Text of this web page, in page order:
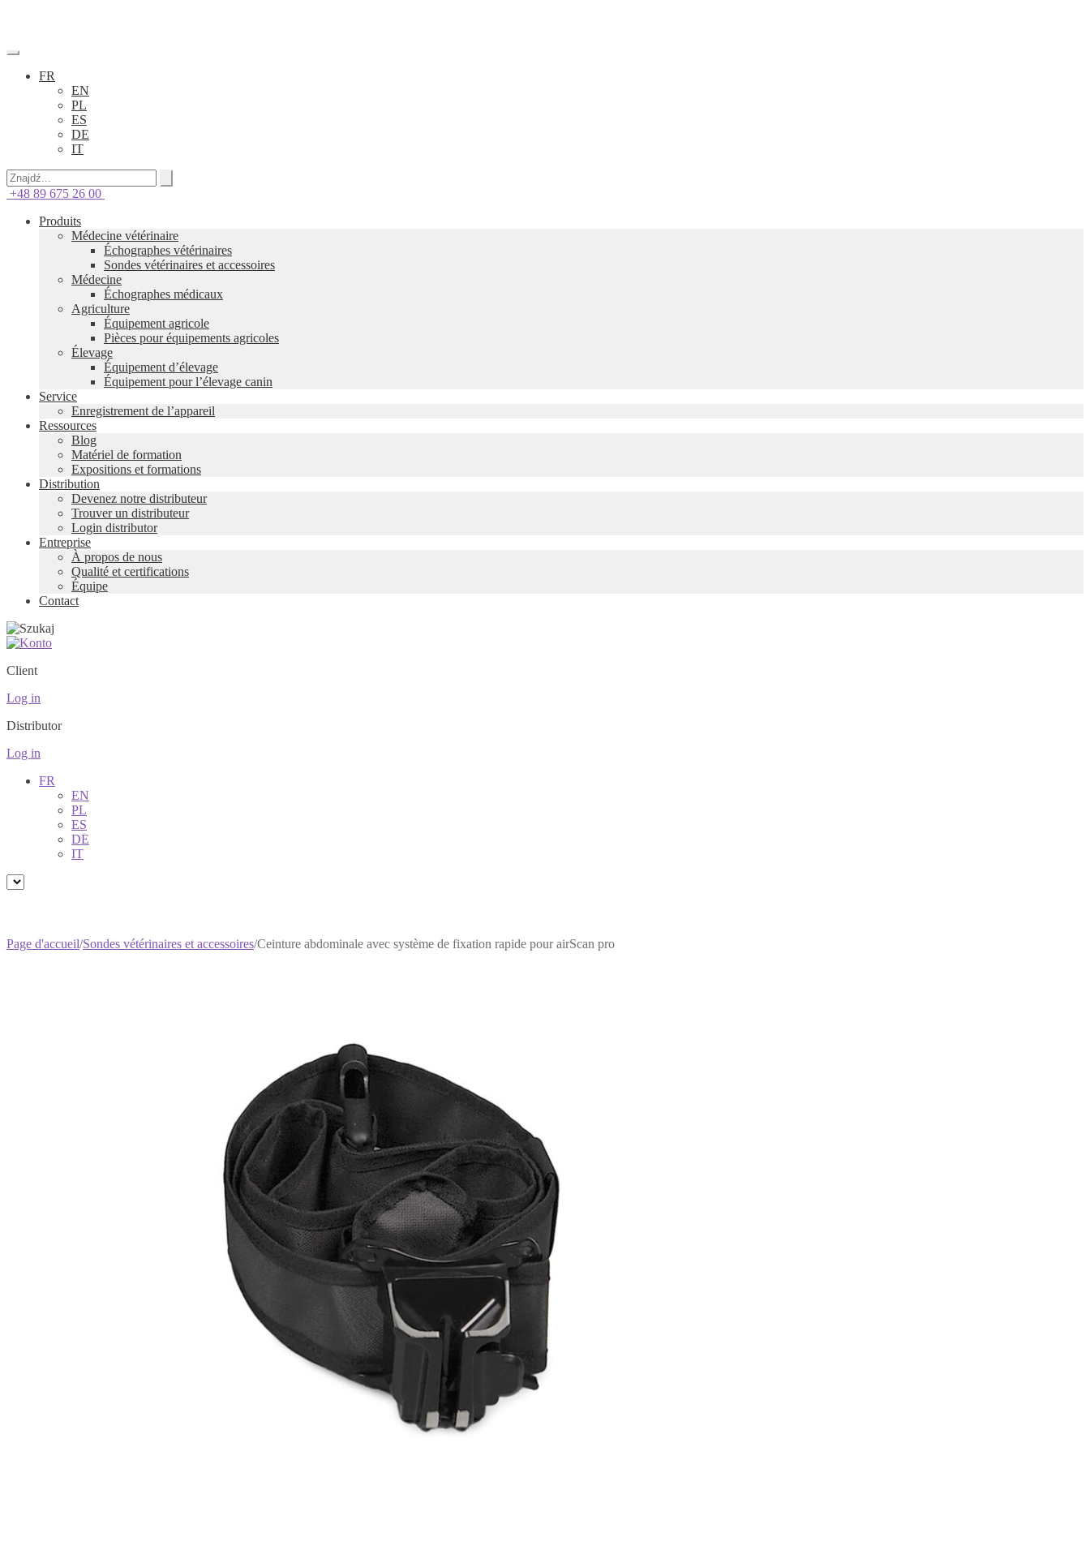
FR
EN
PL
ES
DE
IT
+48 89 675 26 00
Produits
Médecine vétérinaire
Échographes vétérinaires
Sondes vétérinaires et accessoires
Médecine
Échographes médicaux
Agriculture
Équipement agricole
Pièces pour équipements agricoles
Élevage
Équipement d’élevage
Équipement pour l’élevage canin
Service
Enregistrement de l’appareil
Ressources
Blog
Matériel de formation
Expositions et formations
Distribution
Devenez notre distributeur
Trouver un distributeur
Login distributor
Entreprise
À propos de nous
Qualité et certifications
Équipe
Contact
Client
Log in
Distributor
Log in
FR
EN
PL
ES
DE
IT
Page d'accueil/Sondes vétérinaires et accessoires/Ceinture abdominale avec système de fixation rapide pour airScan pro